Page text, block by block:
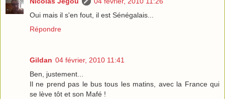
Oui mais il s'en fout, il est Sénégalais...
Répondre
Gildan 04 février, 2010 11:41
Ben, justement...
Il ne prend pas le bus tous les matins, avec la France qui
se lève tôt et son Mafé !